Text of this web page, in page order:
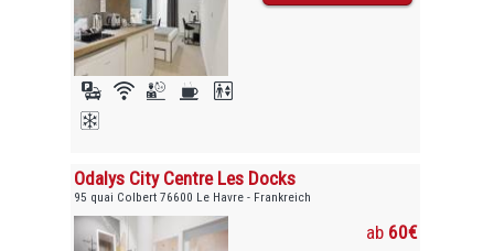
Odalys City Centre Les Docks
95 quai Colbert 76600 Le Havre - Frankreich
ab 60€